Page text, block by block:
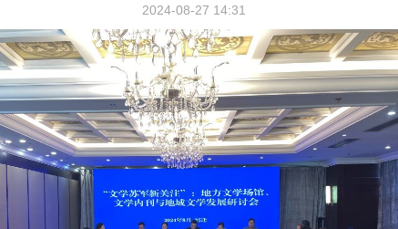
2024-08-27 14:31